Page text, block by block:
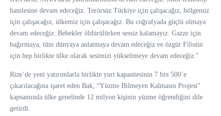
hamlesine devam edeceğiz. Terörsüz Türkiye için çalışacağız, bölgemiz
için çalışacağız, ülkemiz için çalışacağız. Bu coğrafyada güçlü olmaya
devam edeceğiz. Bebekler öldürülürken sessiz kalamayız. Gazze için
bağırmaya, tüm dünyaya anlatmaya devam edeceğiz ve özgür Filistin
için hep birlikte ülke olarak sesimizi yükseltmeye devam edeceğiz.”
Rize’de yeni yatırımlarla birlikte yurt kapasitesinin 7 bin 500’e
çıkarılacağına işaret eden Bak, “Yüzme Bilmeyen Kalmasın Projesi”
kapsamında ülke genelinde 12 milyon kişinin yüzme öğrendiğini dile
getirdi.